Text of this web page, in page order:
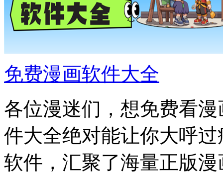
免费漫画软件大全
各位漫迷们，想免费看
件大全绝对能让你大呼
软件，汇聚了海量正版